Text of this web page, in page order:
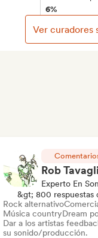
6%
Ver curadores
Experto En
&gt; 800 respuestas
Rock alternativo
Música countryDream
Dar a los artistas
su sonido/producción.